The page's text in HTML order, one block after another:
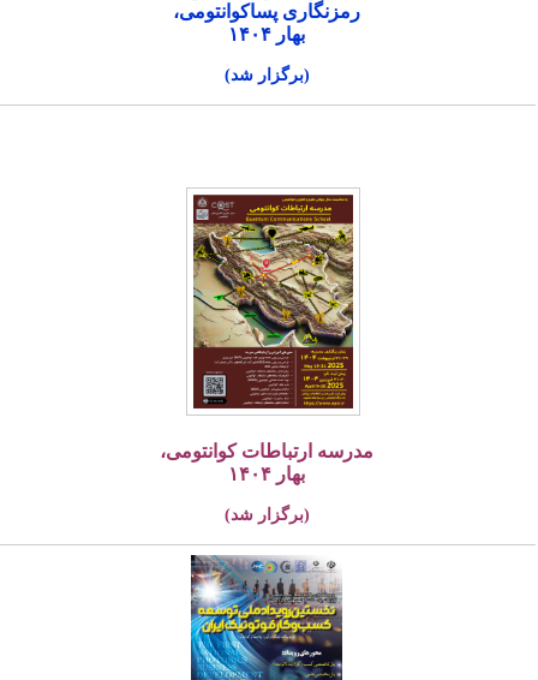
رمزنگاری پساکوانتومی،
بهار ۱۴۰۴
(برگزار شد)
مدرسه ارتباطات کوانتومی،
بهار ۱۴۰۴
(برگزار شد)